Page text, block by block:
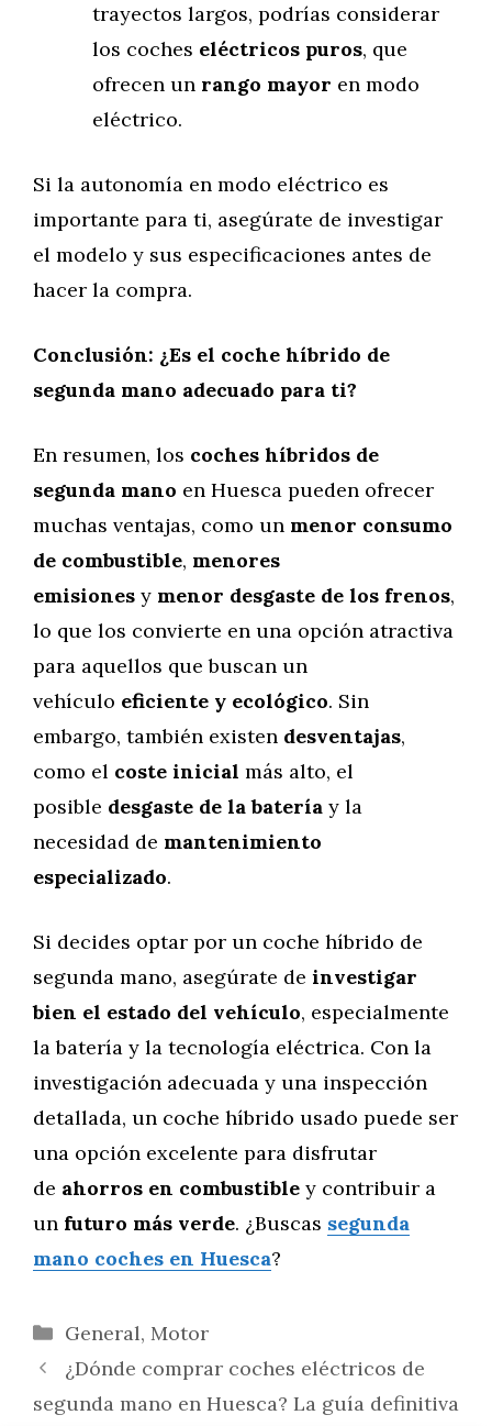
trayectos largos, podrías considerar
los coches eléctricos puros, que
ofrecen un rango mayor en modo
eléctrico.
Si la autonomía en modo eléctrico es
importante para ti, asegúrate de investigar
el modelo y sus especificaciones antes de
hacer la compra.
Conclusión: ¿Es el coche híbrido de
segunda mano adecuado para ti?
En resumen, los coches híbridos de
segunda mano en Huesca pueden ofrecer
muchas ventajas, como un menor consumo
de combustible, menores
emisiones y menor desgaste de los frenos,
lo que los convierte en una opción atractiva
para aquellos que buscan un
vehículo eficiente y ecológico. Sin
embargo, también existen desventajas,
como el coste inicial más alto, el
posible desgaste de la batería y la
necesidad de mantenimiento
especializado.
Si decides optar por un coche híbrido de
segunda mano, asegúrate de investigar
bien el estado del vehículo, especialmente
la batería y la tecnología eléctrica. Con la
investigación adecuada y una inspección
detallada, un coche híbrido usado puede ser
una opción excelente para disfrutar
de ahorros en combustible y contribuir a
un futuro más verde. ¿Buscas segunda
mano coches en Huesca?
Categorías
General, Motor
¿Dónde comprar coches eléctricos de
segunda mano en Huesca? La guía definitiva